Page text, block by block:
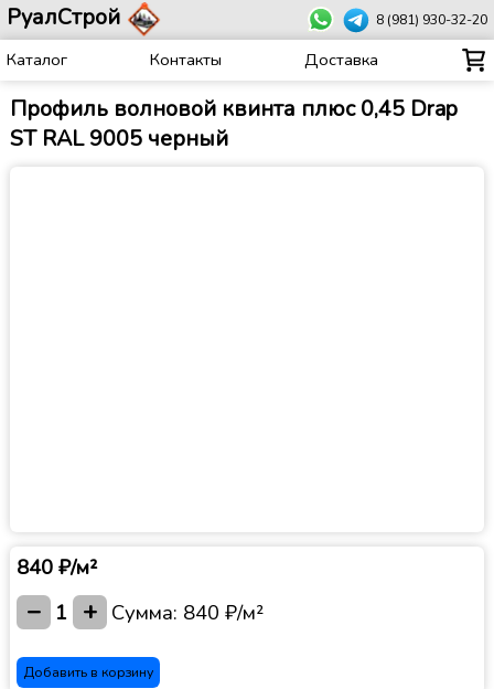
РуалСтрой 8 (981) 930-32-20
Каталог Контакты Доставка
Профиль волновой квинта плюс 0,45 Drap
ST RAL 9005 черный
840 ₽/м²
− 1 + Сумма: 840 ₽/м²
Добавить в корзину